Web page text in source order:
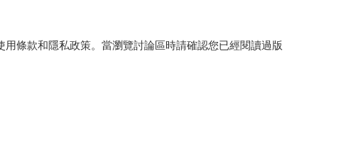
條款和隱私政策。當瀏覽討論區時請確認您已經閱讀過版